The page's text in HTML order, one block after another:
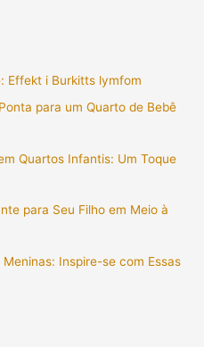
Effekt i Burkitts lymfom
para um Quarto de Bebê
Quartos Infantis: Um Toque
para Seu Filho em Meio à
Inspire-se com Essas